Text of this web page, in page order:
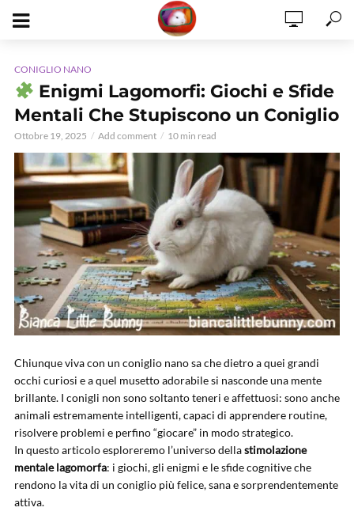
CONIGLIO NANO
Enigmi Lagomorfi: Giochi e Sfide
Mentali Che Stupiscono un Coniglio
Ottobre 19, 2025 Add comment 10 min read
Chiunque viva con un coniglio nano sa che dietro a quei grandi
occhi curiosi e a quel musetto adorabile si nasconde una mente
brillante. I conigli non sono soltanto teneri e affettuosi: sono anche
animali estremamente intelligenti, capaci di apprendere routine,
risolvere problemi e perfino “giocare” in modo strategico.
In questo articolo esploreremo l’universo dellastimolazione
mentale lagomorfa: i giochi, gli enigmi e le sfide cognitive che
rendono la vita di un coniglio più felice, sana e sorprendentemente
attiva.